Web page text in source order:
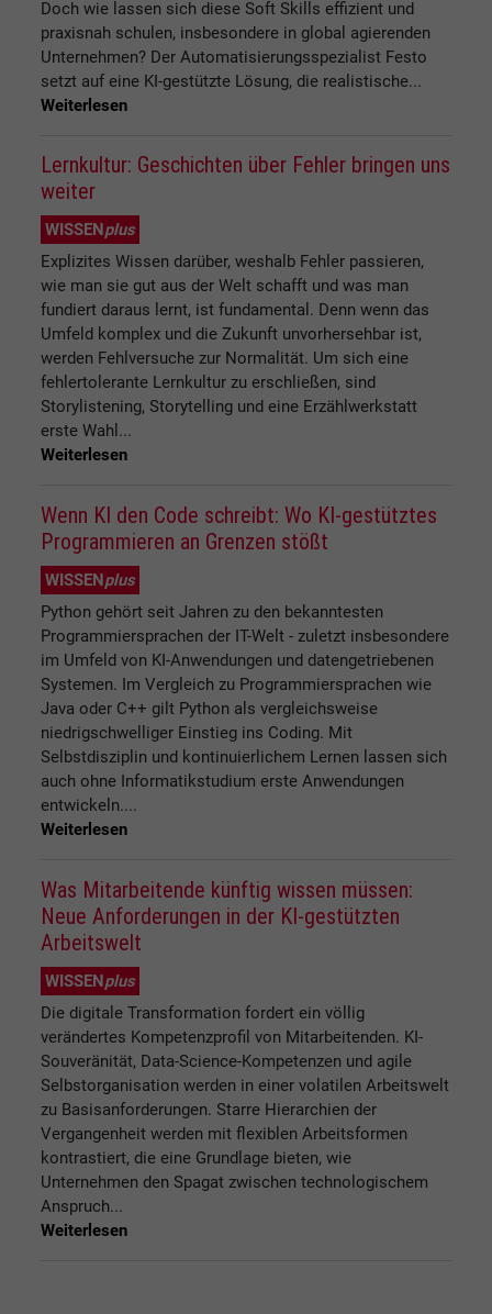
Doch wie lassen sich diese Soft Skills effizient und
praxisnah schulen, insbesondere in global agierenden
Unternehmen? Der Automatisierungsspezialist Festo
setzt auf eine KI-gestützte Lösung, die realistische...
Weiterlesen
Lernkultur: Geschichten über Fehler bringen uns
weiter
WISSEN plus
Explizites Wissen darüber, weshalb Fehler passieren,
wie man sie gut aus der Welt schafft und was man
fundiert daraus lernt, ist fundamental. Denn wenn das
Umfeld komplex und die Zukunft unvorhersehbar ist,
werden Fehlversuche zur Normalität. Um sich eine
fehlertolerante Lernkultur zu erschließen, sind
Storylistening, Storytelling und eine Erzählwerkstatt
erste Wahl...
Weiterlesen
Wenn KI den Code schreibt: Wo KI-gestütztes
Programmieren an Grenzen stößt
WISSENplus
Python gehört seit Jahren zu den bekanntesten
Programmiersprachen der IT-Welt - zuletzt insbesondere
im Umfeld von KI-Anwendungen und datengetriebenen
Systemen. Im Vergleich zu Programmiersprachen wie
Java oder C++ gilt Python als vergleichsweise
niedrigschwelliger Einstieg ins Coding. Mit
Selbstdisziplin und kontinuierlichem Lernen lassen sich
auch ohne Informatikstudium erste Anwendungen
entwickeln....
Weiterlesen
Was Mitarbeitende künftig wissen müssen:
Neue Anforderungen in der KI-gestützten
Arbeitswelt
WISSENplus
Die digitale Transformation fordert ein völlig
verändertes Kompetenzprofil von Mitarbeitenden. KI-
Souveränität, Data-Science-Kompetenzen und agile
Selbstorganisation werden in einer volatilen Arbeitswelt
zu Basisanforderungen. Starre Hierarchien der
Vergangenheit werden mit flexiblen Arbeitsformen
kontrastiert, die eine Grundlage bieten, wie
Unternehmen den Spagat zwischen technologischem
Anspruch...
Weiterlesen